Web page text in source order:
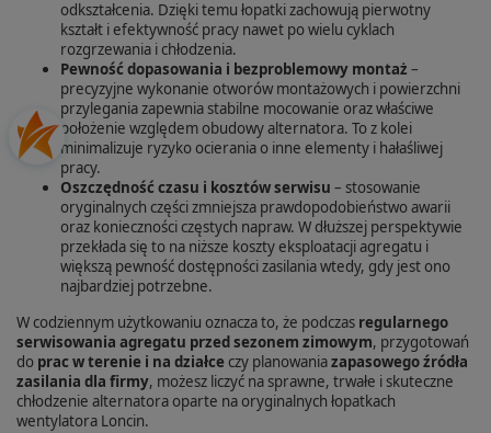
odkształcenia. Dzięki temu łopatki zachowują pierwotny
kształt i efektywność pracy nawet po wielu cyklach
rozgrzewania i chłodzenia.
Pewność dopasowania i bezproblemowy montaż –
precyzyjne wykonanie otworów montażowych i powierzchni
przylegania zapewnia stabilne mocowanie oraz właściwe
położenie względem obudowy alternatora. To z kolei
minimalizuje ryzyko ocierania o inne elementy i hałaśliwej
pracy.
Oszczędność czasu i kosztów serwisu – stosowanie
oryginalnych części zmniejsza prawdopodobieństwo awarii
oraz konieczności częstych napraw. W dłuższej perspektywie
przekłada się to na niższe koszty eksploatacji agregatu i
większą pewność dostępności zasilania wtedy, gdy jest ono
najbardziej potrzebne.
W codziennym użytkowaniu oznacza to, że podczas regularnego
serwisowania agregatu przed sezonem zimowym, przygotowań
do prac w terenie i na działceczy planowaniazapasowego źródła
zasilania dla firmy, możesz liczyć na sprawne, trwałe i skuteczne
chłodzenie alternatora oparte na oryginalnych łopatkach
wentylatora Loncin.